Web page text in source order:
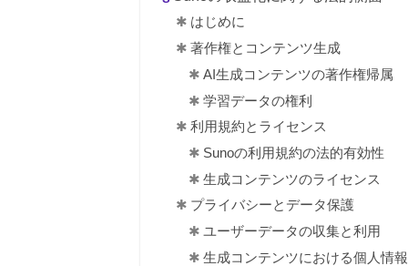
はじめに
著作権とコンテンツ生成
AI生成コンテンツの著作権帰属
学習データの権利
利用規約とライセンス
Sunoの利用規約の法的有効性
生成コンテンツのライセンス
プライバシーとデータ保護
ユーザーデータの収集と利用
生成コンテンツにおける個人情報